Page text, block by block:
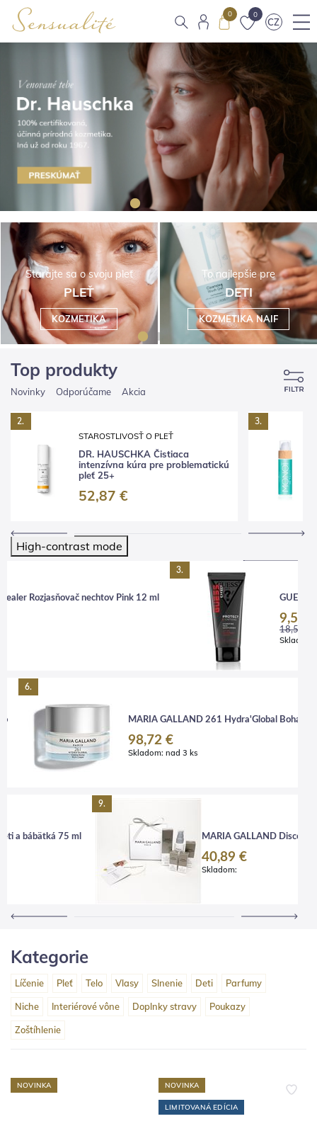
0 0
CZ
Starajte sa o svoju pleť
PLEŤ
KOZMETIKA
To najlepšie pre
DETI
KOZMETIKA NAIF
Top produkty
Novinky Odporúčame Akcia
2.
STAROSTLIVOSŤ O PLEŤ
DR. HAUSCHKA Čistiaca
intenzívna kúra pre problematickú
pleť 25+
52,87 €
3.
High-contrast mode
Rozjasňovač nechtov Pink 12 ml
3.
GUESS
18,59 €
9,54 €
Skladom:
6.
MARIA GALLAND 261 Hydra'Global Bohatý
98,72 €
Skladom: nad 3 ks
a bábätká 75 ml
9.
MARIA GALLAND
40,89 €
Skladom:
Kategorie
Líčenie Pleť Telo Vlasy Slnenie Deti Parfumy
Niche Interiérové vône Doplnky stravy Poukazy
Zoštíhlenie
NOVINKA NOVINKA
LIMITOVANÁ EDÍCIA